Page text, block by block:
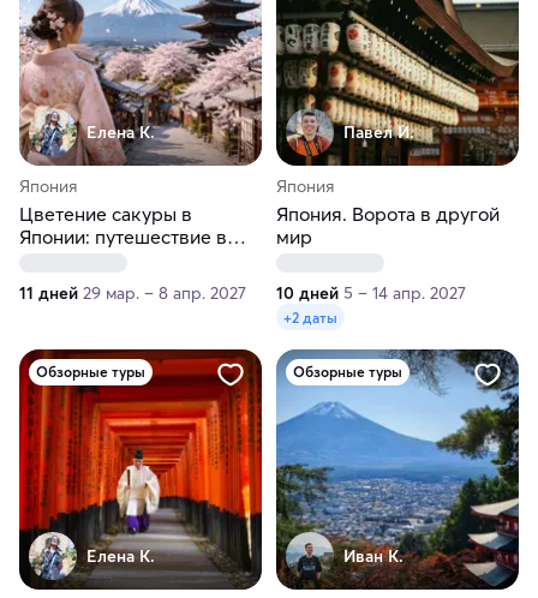
Елена К.
Япония
Цветение сакуры в
Японии: путешествие в
11 дней 29 мар. – 8 апр. 2027
Павел И.
Япония
Япония. Ворота в другой
мир
10 дней 5 – 14 апр. 2027
+2 даты
Обзорные туры
Елена К.
Обзорные туры
Иван К.